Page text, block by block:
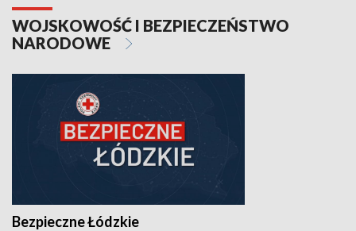
WOJSKOWOŚĆ I BEZPIECZEŃSTWO
NARODOWE
Bezpieczne Łódzkie